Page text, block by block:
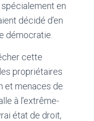
spécialement en
décidé d’en
démocratie.
cette
propriétaires
et menaces de
à l’extrême-
état de droit,